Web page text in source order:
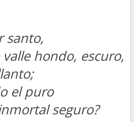
santo,
hondo, escuro,
el puro
seguro?